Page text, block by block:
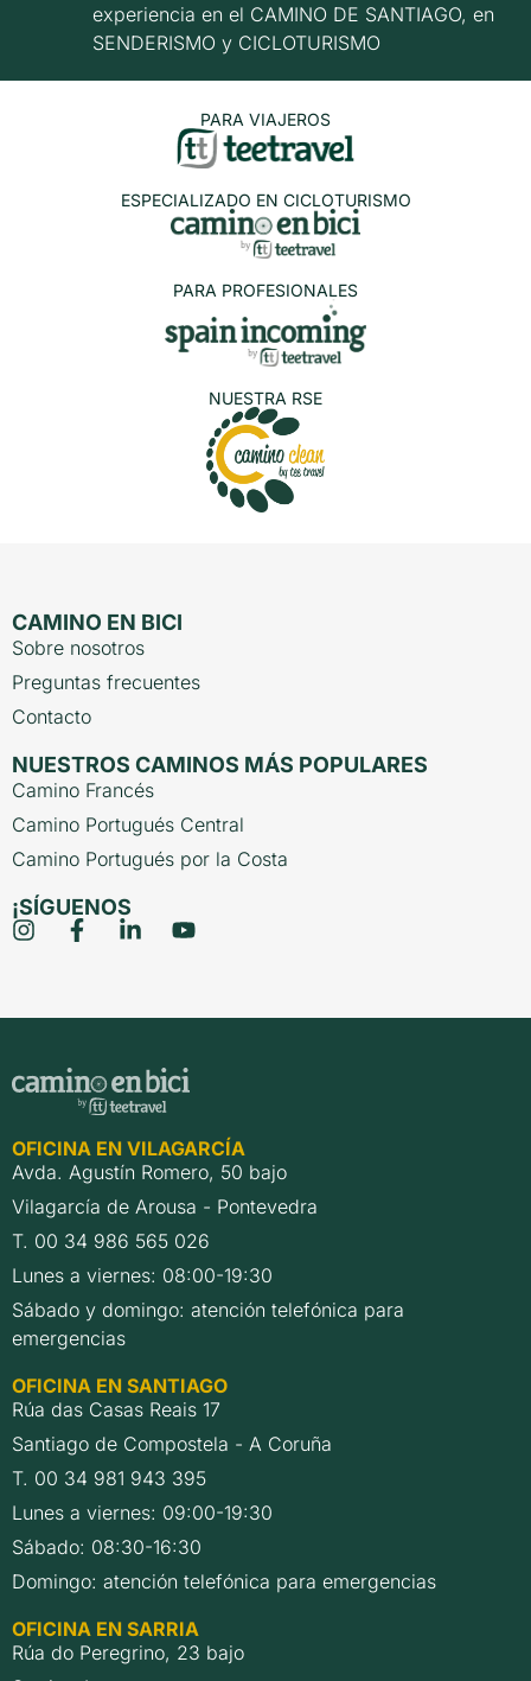
experiencia en el CAMINO DE SANTIAGO, en
SENDERISMO y CICLOTURISMO
PARA VIAJEROS
ESPECIALIZADO EN CICLOTURISMO
PARA PROFESIONALES
NUESTRA RSE
CAMINO EN BICI
Sobre nosotros
Preguntas frecuentes
Contacto
NUESTROS CAMINOS MÁS POPULARES
Camino Francés
Camino Portugués Central
Camino Portugués por la Costa
¡SÍGUENOS
OFICINA EN VILAGARCÍA
Avda. Agustín Romero, 50 bajo
Vilagarcía de Arousa - Pontevedra
T. 00 34 986 565 026
Lunes a viernes: 08:00-19:30
Sábado y domingo: atención telefónica para
emergencias
OFICINA EN SANTIAGO
Rúa das Casas Reais 17
Santiago de Compostela - A Coruña
T. 00 34 981 943 395
Lunes a viernes: 09:00-19:30
Sábado: 08:30-16:30
Domingo: atención telefónica para emergencias
OFICINA EN SARRIA
Rúa do Peregrino, 23 bajo